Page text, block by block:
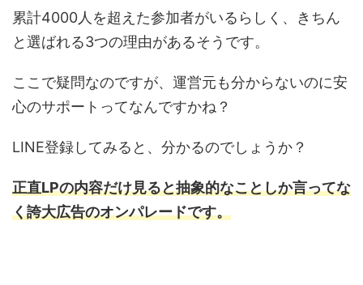
累計4000人を超えた参加者がいるらしく、きちん
と選ばれる3つの理由があるそうです。
ここで疑問なのですが、運営元も分からないのに安
心のサポートってなんですかね？
LINE登録してみると、分かるのでしょうか？
正直LPの内容だけ見ると抽象的なことしか言ってな
く誇大広告のオンパレードです。